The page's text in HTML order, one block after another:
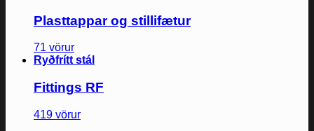
Plasttappar og stillifætur
71 vörur
Ryðfrítt stál
Fittings RF
419 vörur